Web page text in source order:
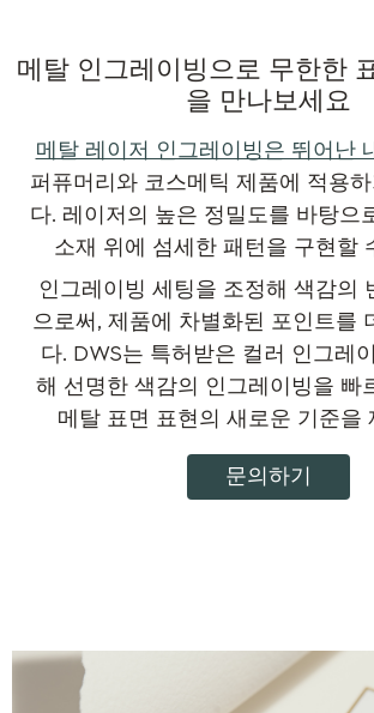
메탈 인그레이빙으로 무한한
을 만나보세요
메탈 레이저 인그레이빙은 뛰어난
퍼퓨머리와 코스메틱 제품에 적용
다. 레이저의 높은 정밀도를 바탕으
소재 위에 섬세한 패턴을 구현할
인그레이빙 세팅을 조정해 색감의
으로써, 제품에 차별화된 포인트를
다. DWS는 특허받은 컬러 인그레
해 선명한 색감의 인그레이빙을 빠
메탈 표면 표현의 새로운 기준을
문의하기